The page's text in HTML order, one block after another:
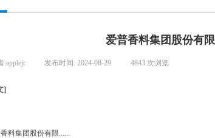
爱普香料集团股份有
:applejt 发布时间: 2024-08-29 4843 次浏览
]
料集团股份有限......